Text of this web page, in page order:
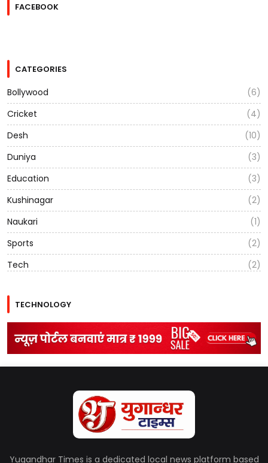
FACEBOOK
CATEGORIES
Bollywood
(6)
Cricket
(4)
Desh
(10)
Duniya
(3)
Education
(3)
Kushinagar
(2)
Naukari
(1)
Sports
(2)
Tech
(2)
TECHNOLOGY
Yugandhar Times is a dedicated local news platform based